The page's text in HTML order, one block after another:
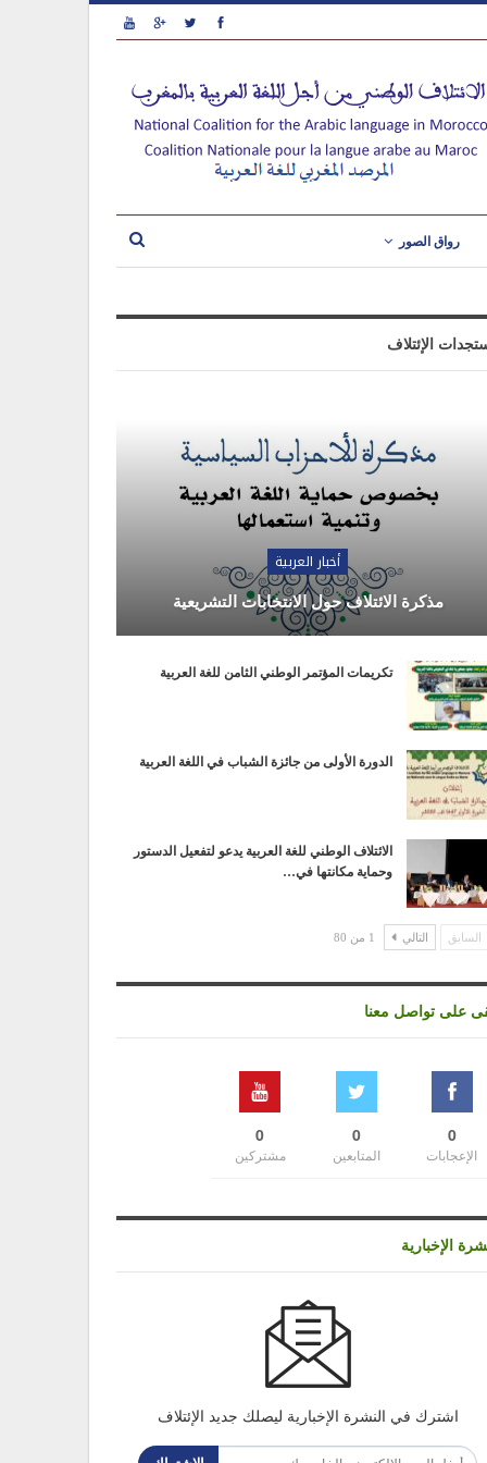
رواق الصور
الإئتلاف
أخبار العربية
مذكرة الائتلاف حول الانتخابات التشريعية
تكريمات المؤتمر الوطني الثامن للغة العربية
الدورة الأولى من جائزة الشباب في اللغة العربية
الائتلاف الوطني للغة العربية يدعو لتفعيل الدستور
وحماية مكانتها في…
السابق التالي 1 من 80
على تواصل معنا
0
الإعجابات
0
المتابعين
0
مشتركين
الإخبارية
اشترك في النشرة الإخبارية ليصلك جديد الإئتلاف